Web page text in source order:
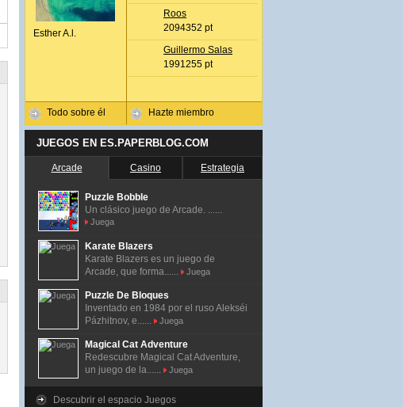
Esther A.l.
Todo sobre él
Roos
2094352 pt
Guillermo Salas
1991255 pt
Hazte miembro
JUEGOS EN ES.PAPERBLOG.COM
Arcade Casino Estrategia
Puzzle Bobble
Un clásico juego de Arcade. ......
Juega
Karate Blazers
Karate Blazers es un juego de
Arcade, que forma......
Juega
Puzzle De Bloques
Inventado en 1984 por el ruso Alekséi
Pázhitnov, e......
Juega
Magical Cat Adventure
Redescubre Magical Cat Adventure,
un juego de la......
Juega
Descubrir el espacio Juegos